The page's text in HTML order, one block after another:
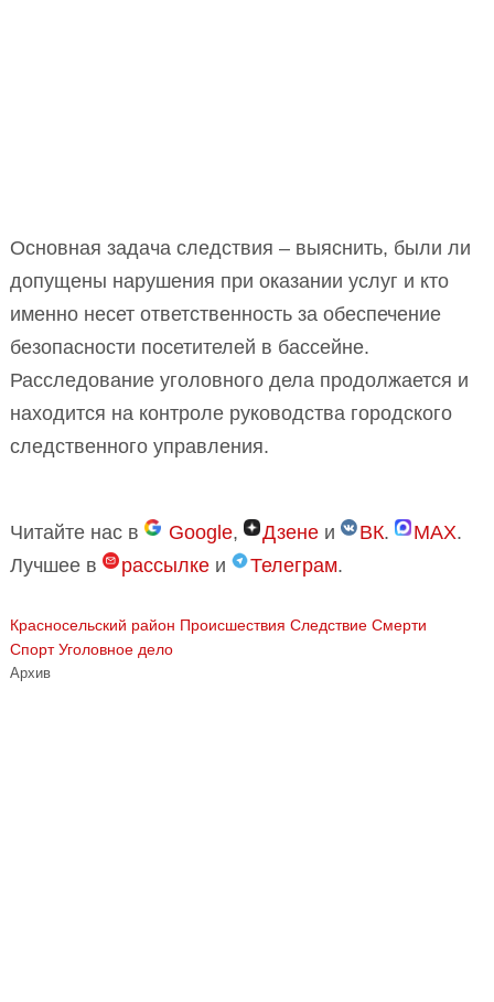
Основная задача следствия – выяснить, были ли
допущены нарушения при оказании услуг и кто
именно несет ответственность за обеспечение
безопасности посетителей в бассейне.
Расследование уголовного дела продолжается и
находится на контроле руководства городского
следственного управления.
Читайте нас в Google, Дзене и ВК. MAX.
Лучшее в
рассылке и Телеграм.
Красносельский район Происшествия Следствие Смерти
Спорт Уголовное дело
Архив